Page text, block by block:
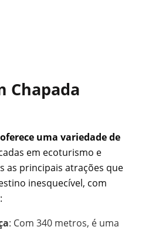
Chapada
uma variedade de
em ecoturismo e
as principais atrações que
inesquecível, com
: Com 340 metros, é uma